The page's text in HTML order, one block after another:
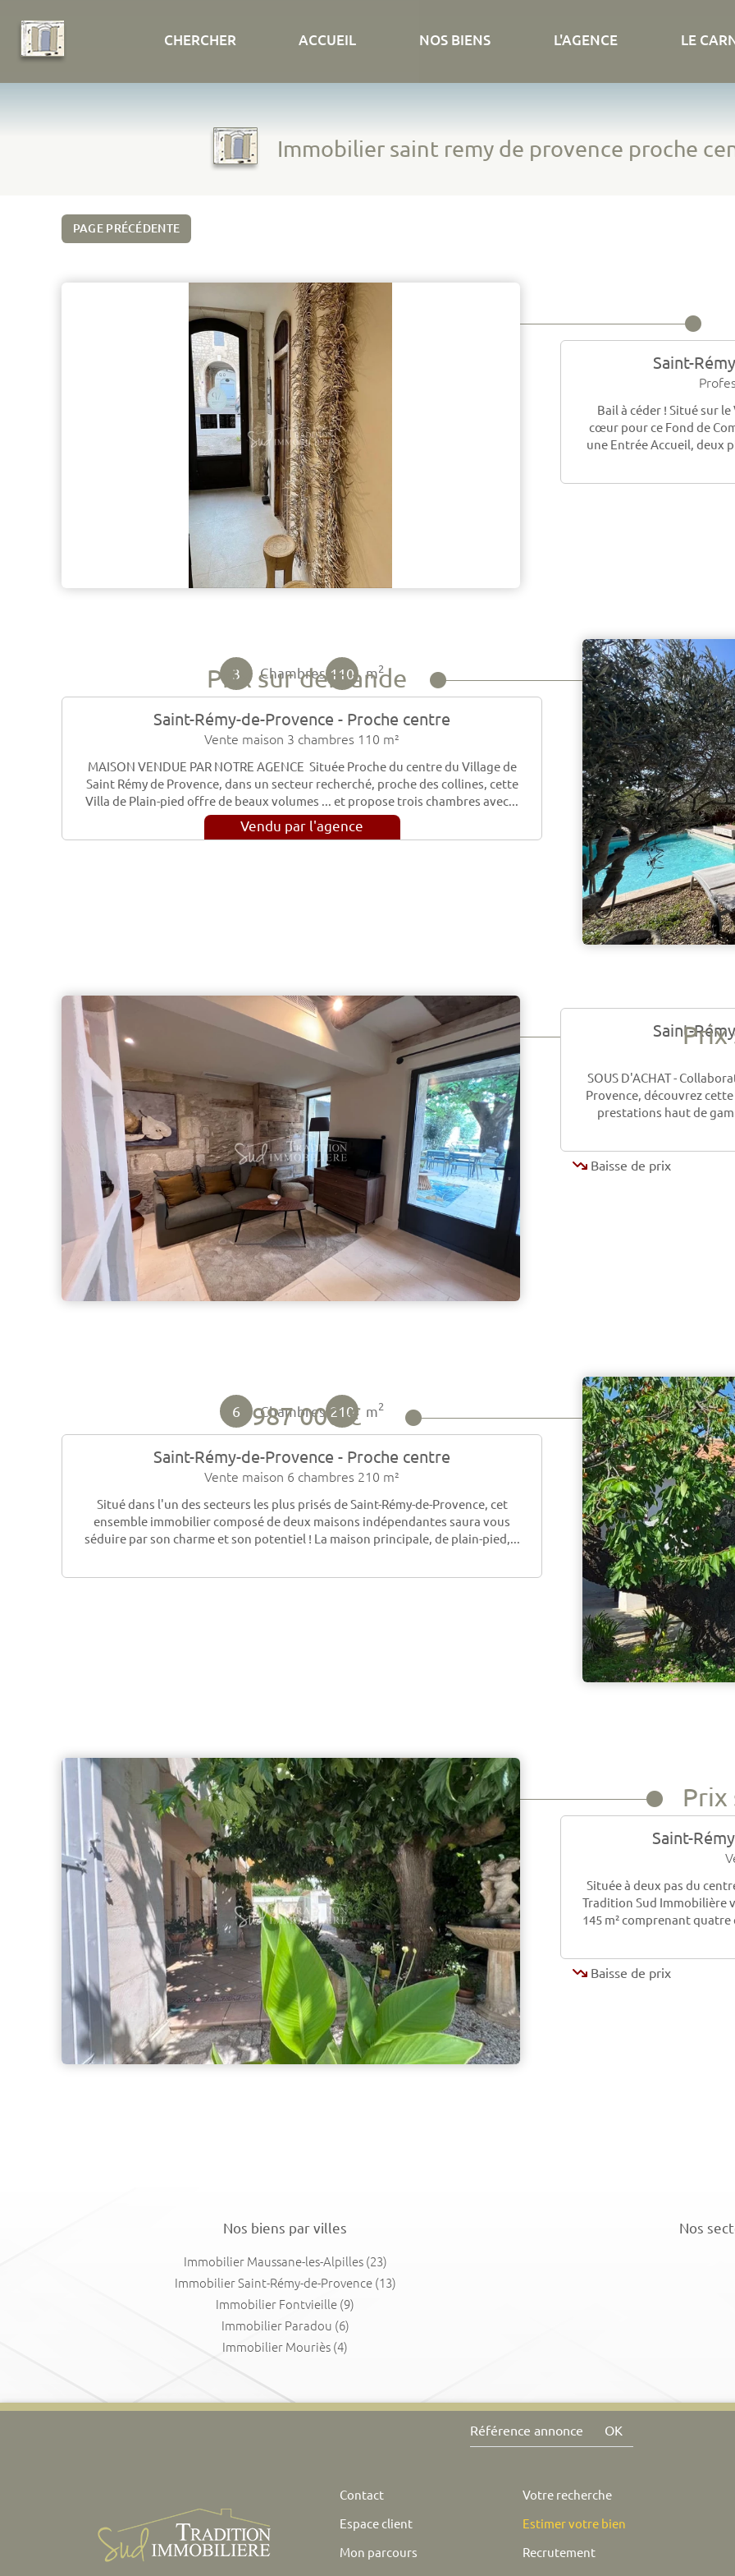
CHERCHER ACCUEIL NOS BIENS L'AGENCE LE
Immobilier saint remy de provence proche
PAGE PRÉCÉDENTE
Saint-
Bail à céder ! Situé sur
cœur pour ce Fond de
une Entrée Accueil, deux
Prix sur demande
3 Chambres 110 m2
Saint-Rémy-de-Provence - Proche centre
Vente maison 3 chambres 110 m²
MAISON VENDUE PAR NOTRE AGENCE Située Proche du centre du Village de
Saint Rémy de Provence, dans un secteur recherché, proche des collines, cette
Villa de Plain-pied offre de beaux volumes ... et propose trois chambres avec...
Vendu par l'agence
Prix
Saint-
SOUS D'ACHAT -
Provence, découvrez
prestations haut de
Baisse de prix
987 000 €
6 Chambres 210 m2
Saint-Rémy-de-Provence - Proche centre
Vente maison 6 chambres 210 m²
Situé dans l'un des secteurs les plus prisés de Saint-Rémy-de-Provence, cet
ensemble immobilier composé de deux maisons indépendantes saura vous
séduire par son charme et son potentiel ! La maison principale, de plain-pied,...
Prix
Saint-
Située à deux pas du
Tradition Sud Immobilière
145 m² comprenant
Baisse de prix
Nos biens par villes
Immobilier Maussane-les-Alpilles(23)
Immobilier Saint-Rémy-de-Provence(13)
Immobilier Fontvieille (9)
Immobilier Paradou (6)
Immobilier Mouriès (4)
Nos
OK
Contact
Espace client
Mon parcours
Votre recherche
Estimer votre bien
Recrutement